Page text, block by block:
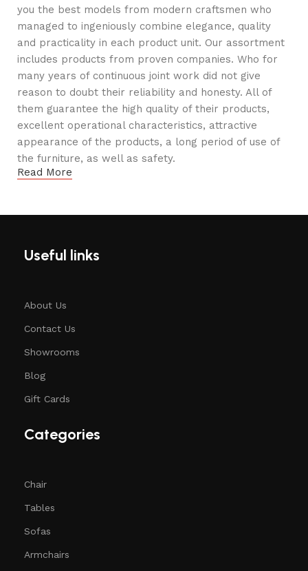
you the best models from modern craftsmen who
managed to ingeniously combine elegance, quality
and practicality in each product unit. Our assortment
includes products from proven companies. Who for
many years of continuous joint work did not give
reason to doubt their reliability and honesty. All of
them guarantee the high quality of their products,
excellent operational characteristics, attractive
appearance of the products, a long period of use of
the furniture, as well as safety.
Read More
Useful links
About Us
Contact Us
Showrooms
Blog
Gift Cards
Categories
Chair
Tables
Sofas
Armchairs